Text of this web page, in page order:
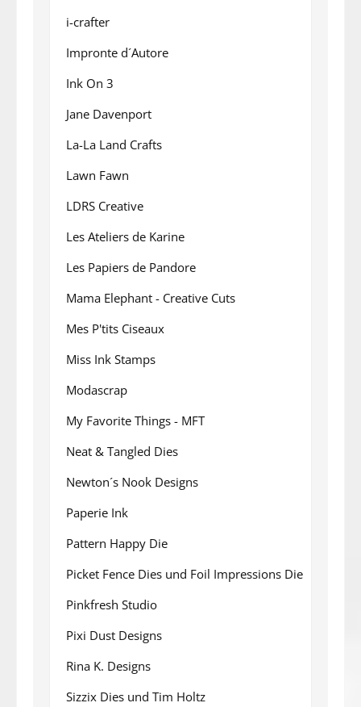
i-crafter
Impronte d´Autore
Ink On 3
Jane Davenport
La-La Land Crafts
Lawn Fawn
LDRS Creative
Les Ateliers de Karine
Les Papiers de Pandore
Mama Elephant - Creative Cuts
Mes P'tits Ciseaux
Miss Ink Stamps
Modascrap
My Favorite Things - MFT
Neat & Tangled Dies
Newton´s Nook Designs
Paperie Ink
Pattern Happy Die
Picket Fence Dies und Foil Impressions Die
Pinkfresh Studio
Pixi Dust Designs
Rina K. Designs
Sizzix Dies und Tim Holtz